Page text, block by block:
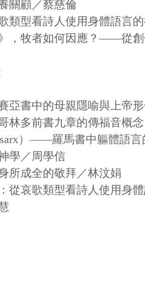
關顧／蔡慈倫
類型看詩人使用身體語言
，牧者如何因應？——從
亞書中的母親隱喻與上帝
林多前書九章的傳福音概念
）——羅馬書中軀體語
學／周學信
所成全的敬拜／林汶娟
從哀歌類型看詩人使用身